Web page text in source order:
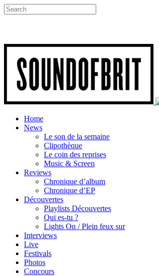
Home
News
Le son de la semaine
Clipothèque
Le coin des reprises
Music & Screen
Reviews
Chronique d’album
Chronique d’EP
Découvertes
Playlists Découvertes
Qui es-tu ?
Lights On / Plein feux sur
Interviews
Live
Festivals
Photos
Concours